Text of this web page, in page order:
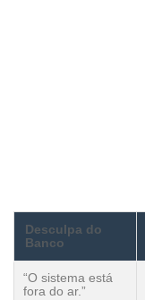
Desculpa do
Banco
“O sistema está
fora do ar.”